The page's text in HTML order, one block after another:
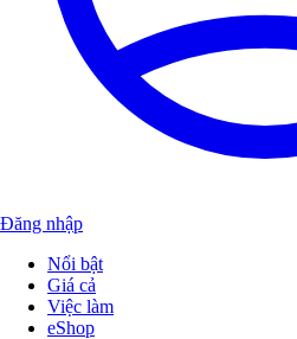
Đăng nhập
Nổi bật
Giá cả
Việc làm
eShop